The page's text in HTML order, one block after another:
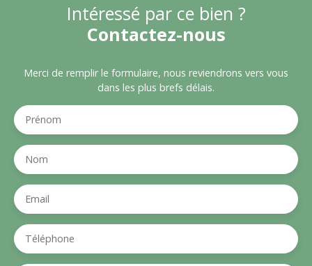
Intéressé par ce bien ?
Contactez-nous
Merci de remplir le formulaire, nous reviendrons vers vous
dans les plus brefs délais.
Prénom
Nom
Email
Téléphone